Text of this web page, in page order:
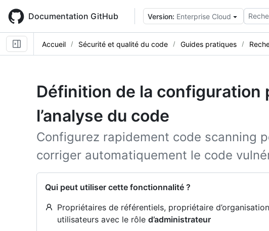
main
content
Documentation GitHub Version: Enterprise Cloud
Accueil Sécurité et qualité du code Guides pratiques
Définition de la configuration
l’analyse du code
Configurez rapidement code scanning
corriger automatiquement le code
Qui peut utiliser cette fonctionnalité ?
Propriétaires de référentiels, propriétaire
utilisateurs avec le rôle d’administrateur